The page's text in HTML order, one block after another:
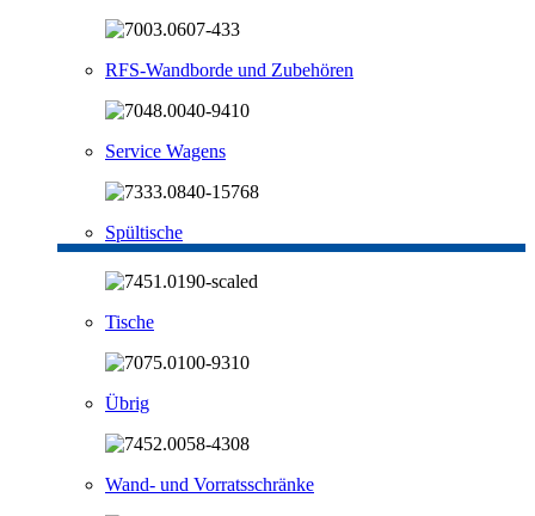
RFS-Wandborde und Zubehören
Service Wagens
Spültische
Tische
Übrig
Wand- und Vorratsschränke